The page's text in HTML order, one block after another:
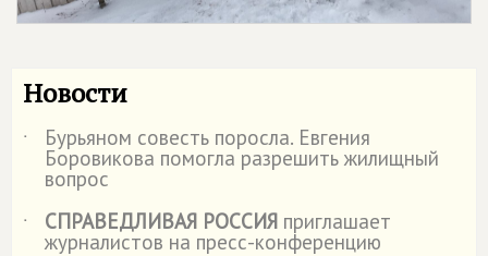
Новости
˙ Бурьяном совесть поросла. Евгения
Боровикова помогла разрешить жилищный
вопрос
˙
СПРАВЕДЛИВАЯ РОССИЯ приглашает
журналистов на пресс-конференцию